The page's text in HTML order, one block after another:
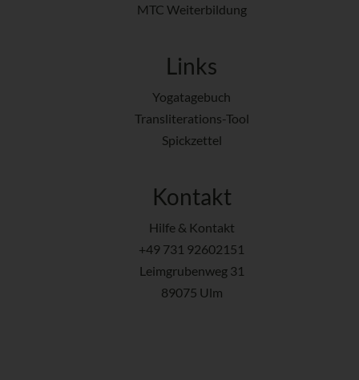
MTC Weiterbildung
Links
Yogatagebuch
Transliterations-Tool
Spickzettel
Kontakt
Hilfe & Kontakt
+49 731 92602151
Leimgrubenweg 31
89075 Ulm